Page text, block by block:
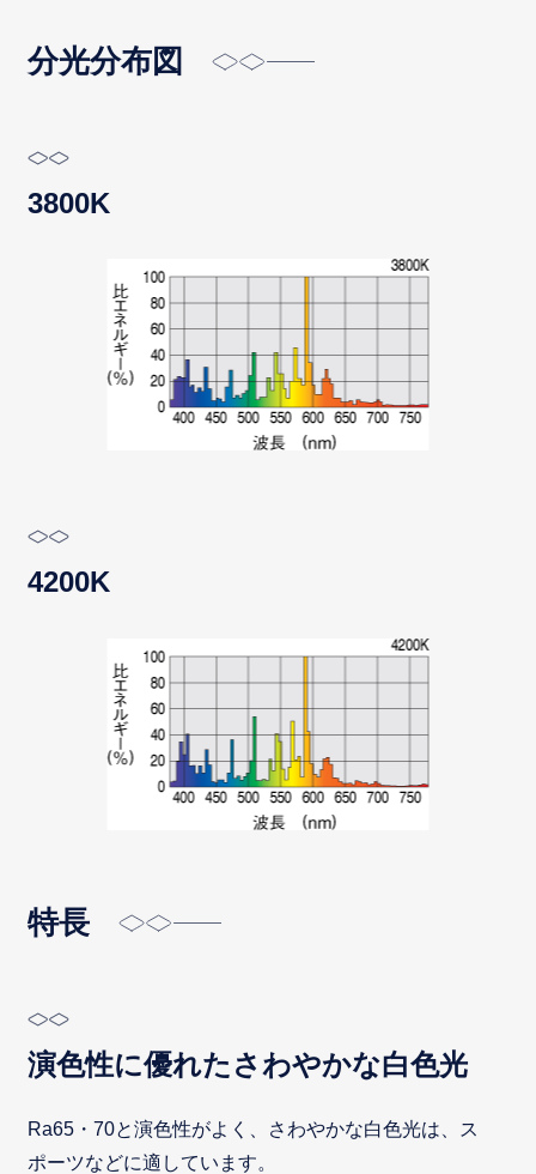
分光分布図
3800K
4200K
特長
演色性に優れたさわやかな白色光
Ra65・70と演色性がよく、さわやかな白色光は、ス
ポーツなどに適しています。